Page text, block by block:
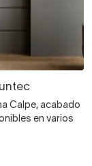
Calpe, acabado
en varios